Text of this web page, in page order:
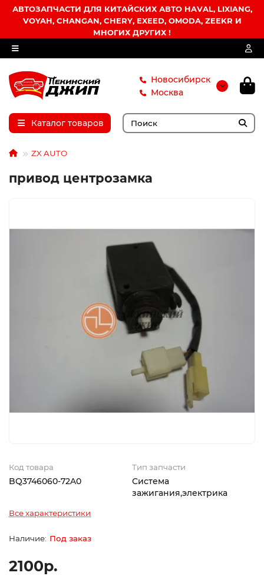
АВТОЗАПЧАСТИ ДЛЯ КИТАЙСКИХ АВТО HAVAL, LIXIANG,
VOYAH, CHANGAN, CHERY, EXEED, OMODA, ZEEKR И
МНОГИХ ДРУГИХ !
Новосибирск
Москва
Каталог товаров
ZX AUTO
привод центрозамка
Код товара
BQ3746060-72A0
Тип запчасти
Система
зажигания,электрика
Все характеристики
Под заказ
2100р.